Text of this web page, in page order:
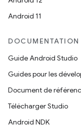
Android 11
DOCUMENTATION
Guide Android Studio
Guides pour les
Document de
Télécharger Studio
Android NDK